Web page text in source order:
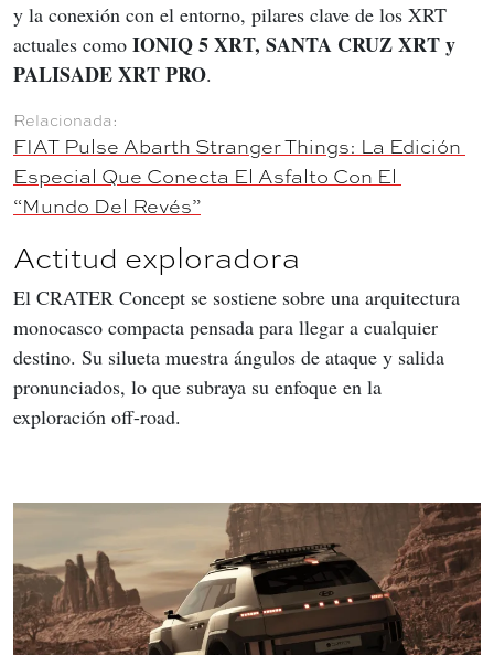
y la conexión con el entorno, pilares clave de los XRT
actuales como IONIQ 5 XRT, SANTA CRUZ XRT y
PALISADE XRT PRO.
FIAT Pulse Abarth Stranger Things: La Edición
Especial Que Conecta El Asfalto Con El
“Mundo Del Revés”
Actitud exploradora
El CRATER Concept se sostiene sobre una arquitectura
monocasco compacta pensada para llegar a cualquier
destino. Su silueta muestra ángulos de ataque y salida
pronunciados, lo que subraya su enfoque en la
exploración off-road.